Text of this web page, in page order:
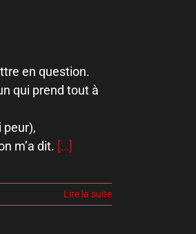
en question.
qui prend tout à
peur),
m’a dit. […]
Lire la suite